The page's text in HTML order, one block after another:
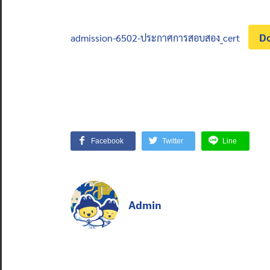
admission-6502-ประกาศการสอบสอง_cert
Facebook Twitter Line
Admin